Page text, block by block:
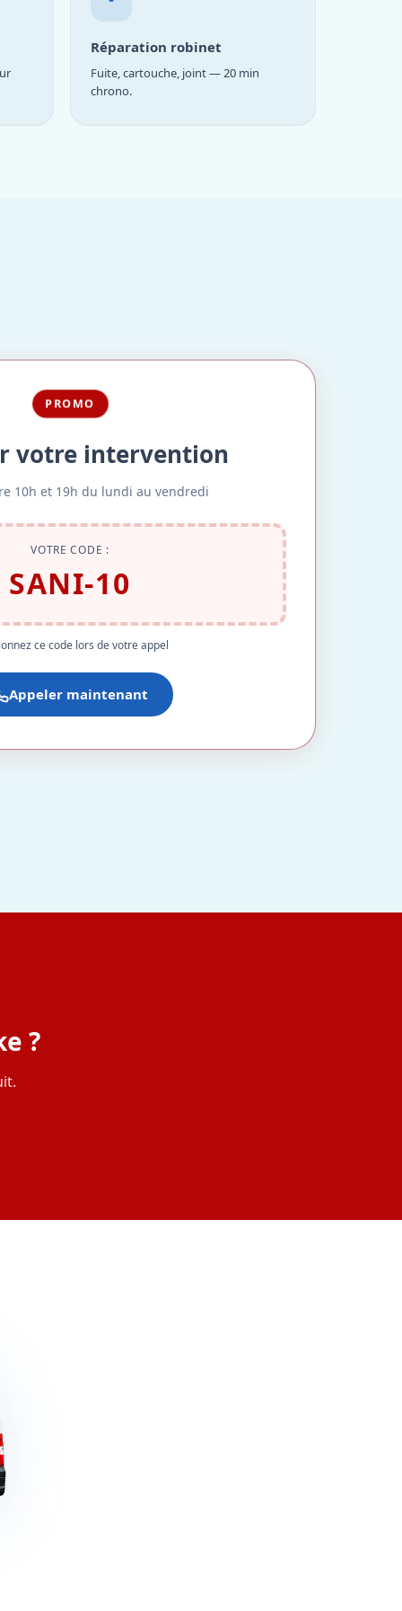
Réparation robinet
Fuite, cartouche, joint — 20 min
chrono.
PROMO
votre intervention
10h et 19h du lundi au vendredi
VOTRE CODE :
SANI-10
ce code lors de votre appel
Appeler maintenant
?